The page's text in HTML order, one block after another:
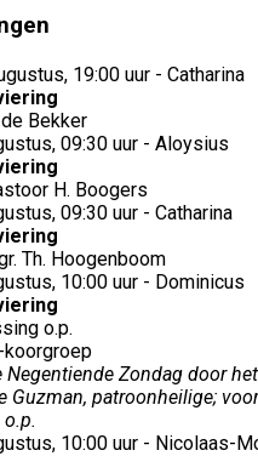
19:00 uur - Catharina
Bekker
09:30 uur - Aloysius
H. Boogers
09:30 uur - Catharina
Th. Hoogenboom
10:00 uur - Dominicus
o.p.
koorgroep
Negentiende Zondag door het
Guzman, patroonheilige;
10:00 uur - Nicolaas-